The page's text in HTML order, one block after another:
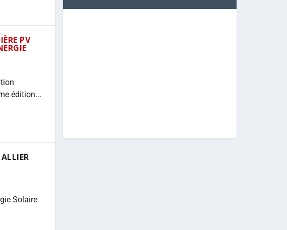
PV
édition...
Solaire